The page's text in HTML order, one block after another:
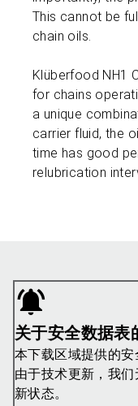
This cannot be
chain oils.
Klüberfood NH1
for chains
a unique
carrier fluid, the
time has good
relubrication
关于安全数据表
本下载区域提供的安
由于技术更新，我
新状态。